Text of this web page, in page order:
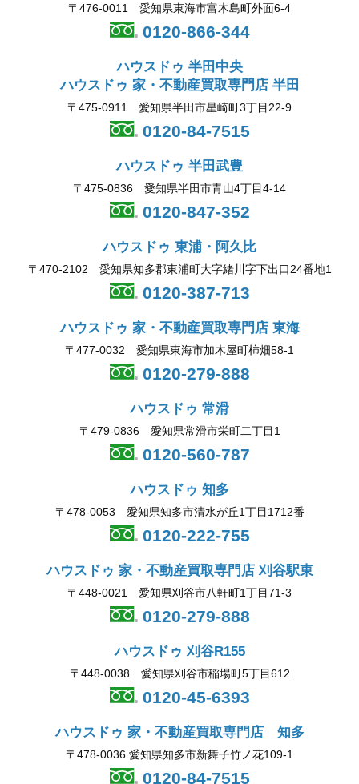
〒476-0011 愛知県東海市富木島町外面6-4
0120-866-344
ハウスドゥ 半田中央
ハウスドゥ 家・不動産買取専門店 半田
〒475-0911 愛知県半田市星崎町3丁目22-9
0120-84-7515
ハウスドゥ 半田武豊
〒475-0836 愛知県半田市青山4丁目4-14
0120-847-352
ハウスドゥ 東浦・阿久比
〒470-2102 愛知県知多郡東浦町大字緒川字下出口24番地1
0120-387-713
ハウスドゥ 家・不動産買取専門店 東海
〒477-0032 愛知県東海市加木屋町柿畑58-1
0120-279-888
ハウスドゥ 常滑
〒479-0836 愛知県常滑市栄町二丁目1
0120-560-787
ハウスドゥ 知多
〒478-0053 愛知県知多市清水が丘1丁目1712番
0120-222-755
ハウスドゥ 家・不動産買取専門店 刈谷駅東
〒448-0021 愛知県刈谷市八軒町1丁目71-3
0120-279-888
ハウスドゥ 刈谷R155
〒448-0038 愛知県刈谷市稲場町5丁目612
0120-45-6393
ハウスドゥ 家・不動産買取専門店 知多
〒478-0036 愛知県知多市新舞子竹ノ花109-1
0120-84-7515